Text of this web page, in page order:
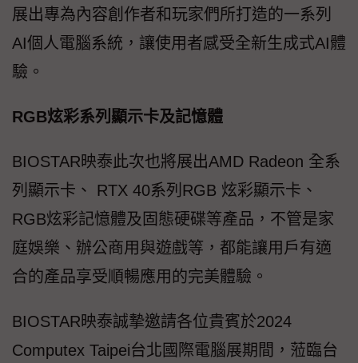
展出專為內容創作者和玩家們所打造的一系列
AI個人電腦系統，讓使用者感受全新生成式AI體
驗。
RGB炫彩系列顯示卡及記憶體
BIOSTAR映泰此次也將展出AMD Radeon 全系
列顯示卡、 RTX 40系列RGB 炫彩顯示卡、
RGB炫彩記憶體及固態硬碟等產品，不管是家
庭娛樂、辦公商用與遊戲等，都能讓用戶有適
合的產品享受順暢應用的完美體驗。
BIOSTAR映泰誠摯邀請各位貴賓於2024
Computex Taipei台北國際電腦展期間，蒞臨台